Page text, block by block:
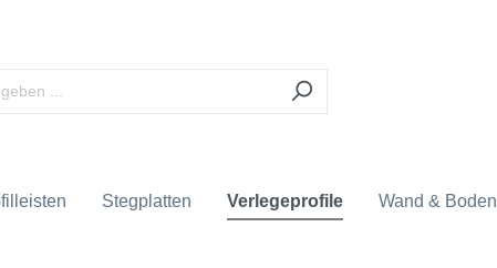
Stegplatten Verlegeprofile Wand & Boden